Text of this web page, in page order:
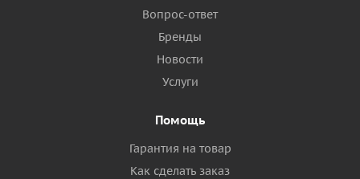
Вопрос-ответ
Бренды
Новости
Услуги
Помощь
Гарантия на товар
Как сделать заказ